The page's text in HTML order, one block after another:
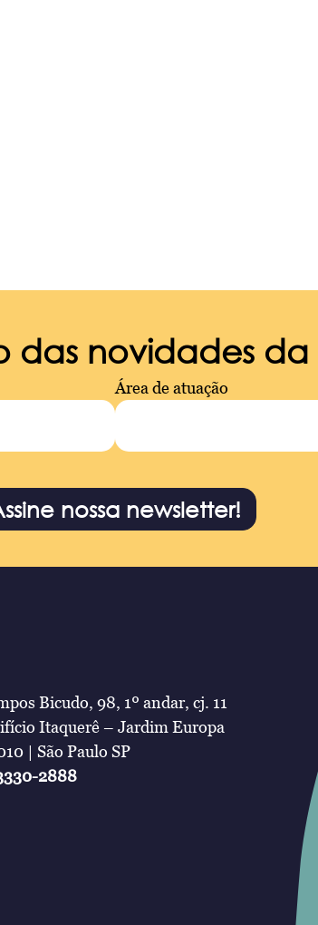
das novidades
Área de atuação
nossa newsletter!
Bicudo, 98, 1º andar, cj. 11
Itaquerê – Jardim Europa
| São Paulo SP
2888